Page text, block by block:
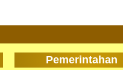
Pemerintahan